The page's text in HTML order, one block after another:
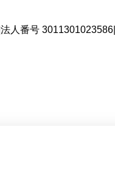
法人番号 3011301023586